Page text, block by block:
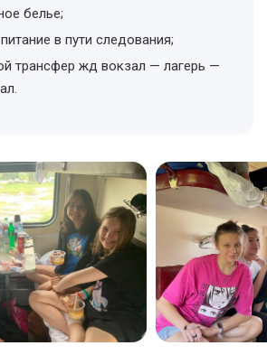
белье;
в пути следования;
трансфер жд вокзал — лагерь —